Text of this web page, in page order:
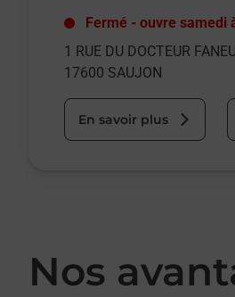
Fermé - ouvre samedi
1 RUE DU DOCTEUR
17600 SAUJON
En savoir plus
Nos